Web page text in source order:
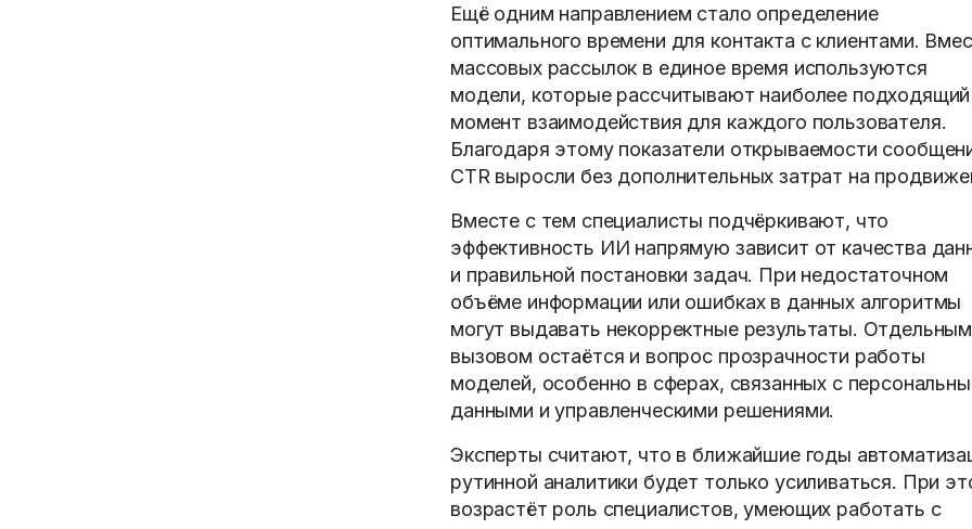
Ещё одним направлением стало определение
оптимального времени для контакта с клиентами.
массовых рассылок в единое время используются
модели, которые рассчитывают наиболее подходящий
момент взаимодействия для каждого пользователя.
Благодаря этому показатели открываемости
CTR выросли без дополнительных затрат на
Вместе с тем специалисты подчёркивают, что
эффективность ИИ напрямую зависит от качества
и правильной постановки задач. При недостаточном
объёме информации или ошибках в данных алгоритмы
могут выдавать некорректные результаты. Отдельным
вызовом остаётся и вопрос прозрачности работы
моделей, особенно в сферах, связанных с
данными и управленческими решениями.
Эксперты считают, что в ближайшие годы
рутинной аналитики будет только усиливаться. При
возрастёт роль специалистов, умеющих работать с